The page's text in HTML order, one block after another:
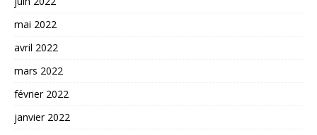
mai 2022
avril 2022
mars 2022
février 2022
janvier 2022